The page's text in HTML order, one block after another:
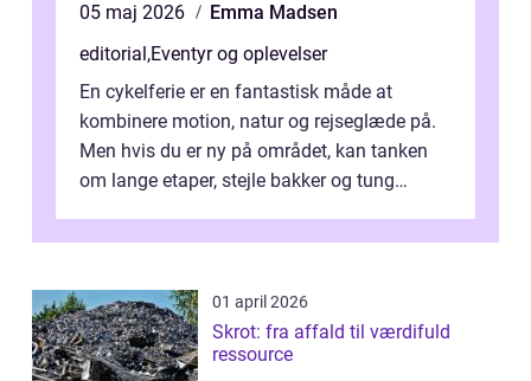
05 maj 2026
Emma Madsen
editorial,Eventyr og oplevelser
En cykelferie er en fantastisk måde at
kombinere motion, natur og rejseglæde på.
Men hvis du er ny på området, kan tanken
om lange etaper, stejle bakker og tung
01 april 2026
Skrot: fra affald til værdifuld
ressource